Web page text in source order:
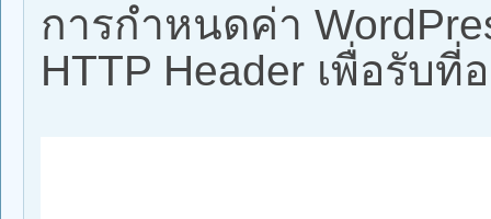
การกำหนดค่า
HTTP Header เพื่อรับที่